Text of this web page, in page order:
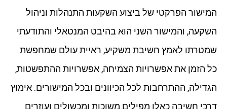
המישור הפרקטי של ביצוע השקעות התנהלות וניהול
השקעה, והמישור השני הוא בהיבט המנטאלי והתודעתי
שמטרתו לאמץ חשיבת משקיע, ראיית עולם שמחפשת
כל הזמן את אפשרויות הצמיחה, אפשרויות ההתפשטות,
הגדילה, ההתרחבות לכל הכיוונים ובכל המישורים. אימוץ
דרכי חשיבה כאלו מפילים משוכות ומכשולים ועוזרים